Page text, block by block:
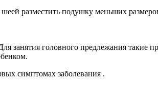
разместить подушку меньших
занятия головного предлежания такие
симптомах заболевания .